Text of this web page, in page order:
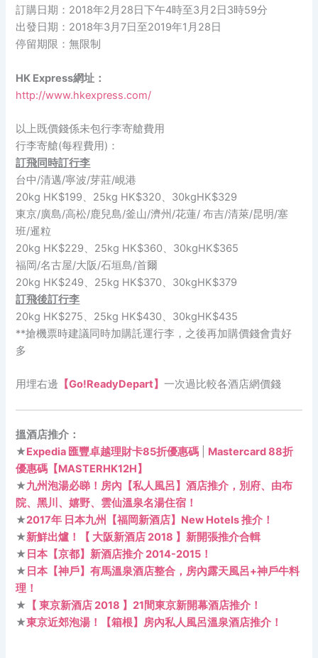
訂購日期：2018年2月28日下午4時至3月2日3時59分
出發日期：2018年3月7日至2019年1月28日
停留期限：無限制
HK Express網址：
http://www.hkexpress.com/
以上既價錢係未包行李寄艙費用
行李寄艙(每程費用)：
訂飛同時訂行李
台中/清邁/寧波/芽莊/峴港
20kg HK$199、25kg HK$320、30kgHK$329
東京/廣島/高松/鹿兒島/釜山/濟州/花蓮/ 布吉/清萊/昆明/塞
班/暹粒
20kg HK$229、25kg HK$360、30kgHK$365
福岡/名古屋/大阪/石垣島/首爾
20kg HK$249、25kg HK$370、30kgHK$379
訂飛後訂行李
20kg HK$275、25kg HK$430、30kgHK$435
**搶機票時建議同時加購託運行李，之後再加購價錢會貴好
多
用埋右邊 【Go!ReadyDepart】一次過比較各酒店網價錢
搵酒店推介：
★Expedia 匯豐卓越理財卡85折優惠碼
Mastercard 88折
優惠碼【MASTERHK12H】
★九州泡湯必睇！房內【私人風呂】酒店推介，別府、由布
院、黑川、嬉野、雲仙溫泉名湯住宿！
★2017年 日本九州【福岡新酒店】New Hotels 推介！
★新鮮出爐！【 大阪新酒店 2018 】新開張推介合輯
★ 日本【京都】新酒店推介 2014-2015！
★ 日本【神戶】有馬溫泉酒店整合，房內露天風呂+神戶牛料
理！
★ 【 東京新酒店 2018 】21間東京新開幕酒店推介！
★東京近郊泡湯！【箱根】房內私人風呂溫泉酒店推介！